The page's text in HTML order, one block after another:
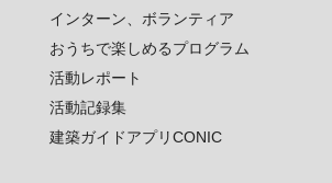
インターン、ボランティア
おうちで楽しめるプログラム
活動レポート
活動記録集
建築ガイドアプリCONIC